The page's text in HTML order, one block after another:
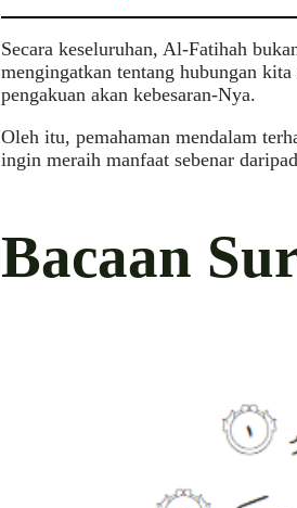
Secara keseluruhan, Al-Fatihah
mengingatkan tentang hubungan
pengakuan akan kebesaran-Nya.
Oleh itu, pemahaman mendalam
ingin meraih manfaat sebenar
Bacaan